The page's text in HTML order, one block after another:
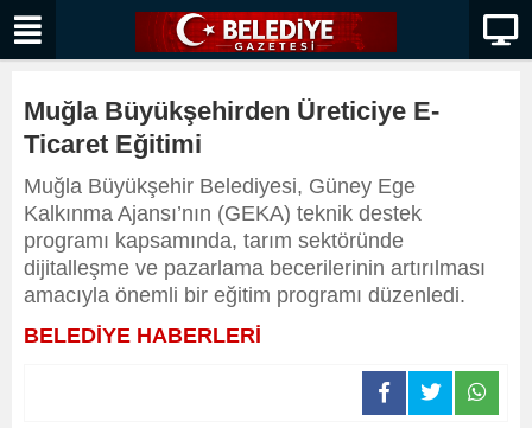
Muğla Büyükşehirden Üreticiye E-
Ticaret Eğitimi
Muğla Büyükşehir Belediyesi, Güney Ege
Kalkınma Ajansı’nın (GEKA) teknik destek
programı kapsamında, tarım sektöründe
dijitalleşme ve pazarlama becerilerinin artırılması
amacıyla önemli bir eğitim programı düzenledi.
BELEDİYE HABERLERİ